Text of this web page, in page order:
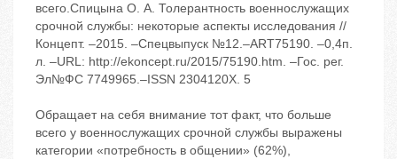
всего.Спицына О. А. Толерантность военнослужащих
срочной службы: некоторые аспекты исследования //
Концепт. –2015. –Спецвыпуск №12.–ART75190. –0,4п.
л. –URL: http://ekoncept.ru/2015/75190.htm. –Гос. рег.
Эл№ФС 7749965.–ISSN 2304120X. 5
Обращает на себя внимание тот факт, что больше
всего у военнослужащих срочной службы выражены
категории «потребность в общении» (62%),